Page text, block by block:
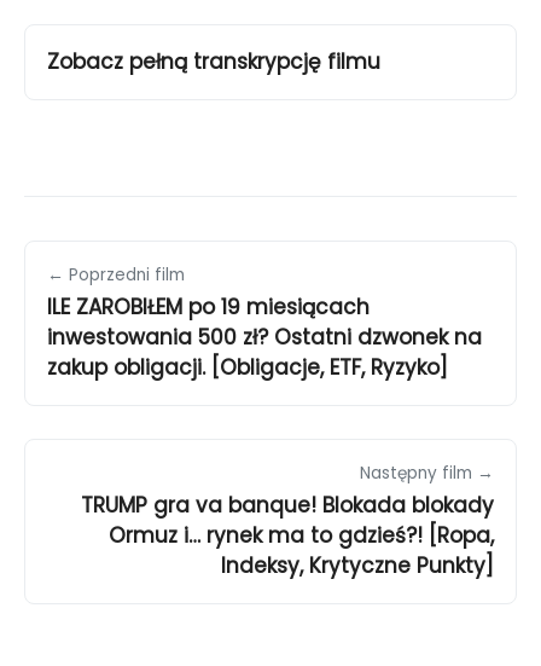
Zobacz pełną transkrypcję filmu
← Poprzedni film
ILE ZAROBIŁEM po 19 miesiącach
inwestowania 500 zł? Ostatni dzwonek na
zakup obligacji. [Obligacje, ETF, Ryzyko]
Następny film →
TRUMP gra va banque! Blokada blokady
Ormuz i… rynek ma to gdzieś?! [Ropa,
Indeksy, Krytyczne Punkty]